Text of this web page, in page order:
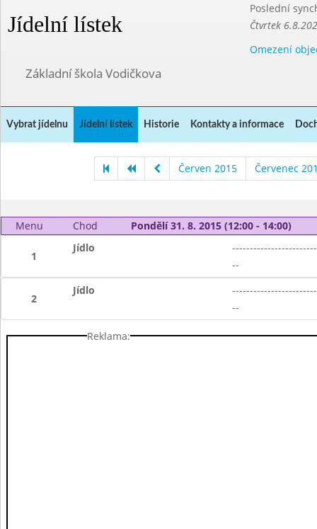
Jídelní lístek
Poslední
Čtvrtek
Omezení
Základní škola Vodičkova
Vybrat jídelnu Jídelní lístek Historie Kontakty a informace
Červen 2015 Červenec
Menu Chod Pondělí 31. 8. 2015 (12:00 - 14:00)
1
Jídlo
--
2
Jídlo
--
Reklama: